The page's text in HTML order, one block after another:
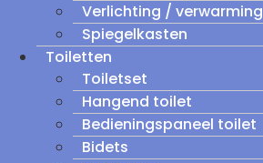
Verlichting / verwarming
Spiegelkasten
Toiletten
Toiletset
Hangend toilet
Bedieningspaneel toilet
Bidets